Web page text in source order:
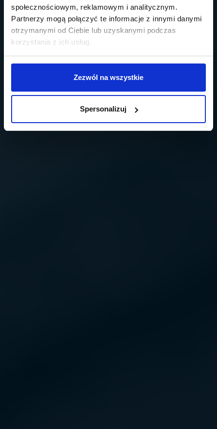
społecznościowym, reklamowym i analitycznym.
Partnerzy mogą połączyć te informacje z innymi danymi
otrzymanymi od Ciebie lub uzyskanymi podczas
korzystania z ich usług.
Zezwól na wszystkie
Spersonalizuj